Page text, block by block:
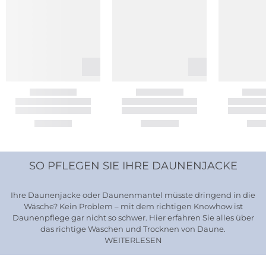
SO PFLEGEN SIE IHRE DAUNENJACKE
Ihre Daunenjacke oder Daunenmantel müsste dringend in die
Wäsche? Kein Problem – mit dem richtigen Knowhow ist
Daunenpflege gar nicht so schwer. Hier erfahren Sie alles über
das richtige Waschen und Trocknen von Daune.
WEITERLESEN